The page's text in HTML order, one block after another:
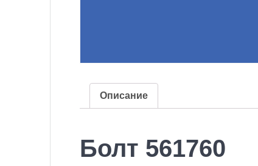
Описание
Болт 561760